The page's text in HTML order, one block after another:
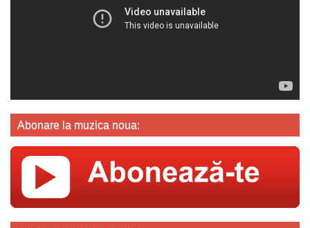
Abonare la muzica noua: